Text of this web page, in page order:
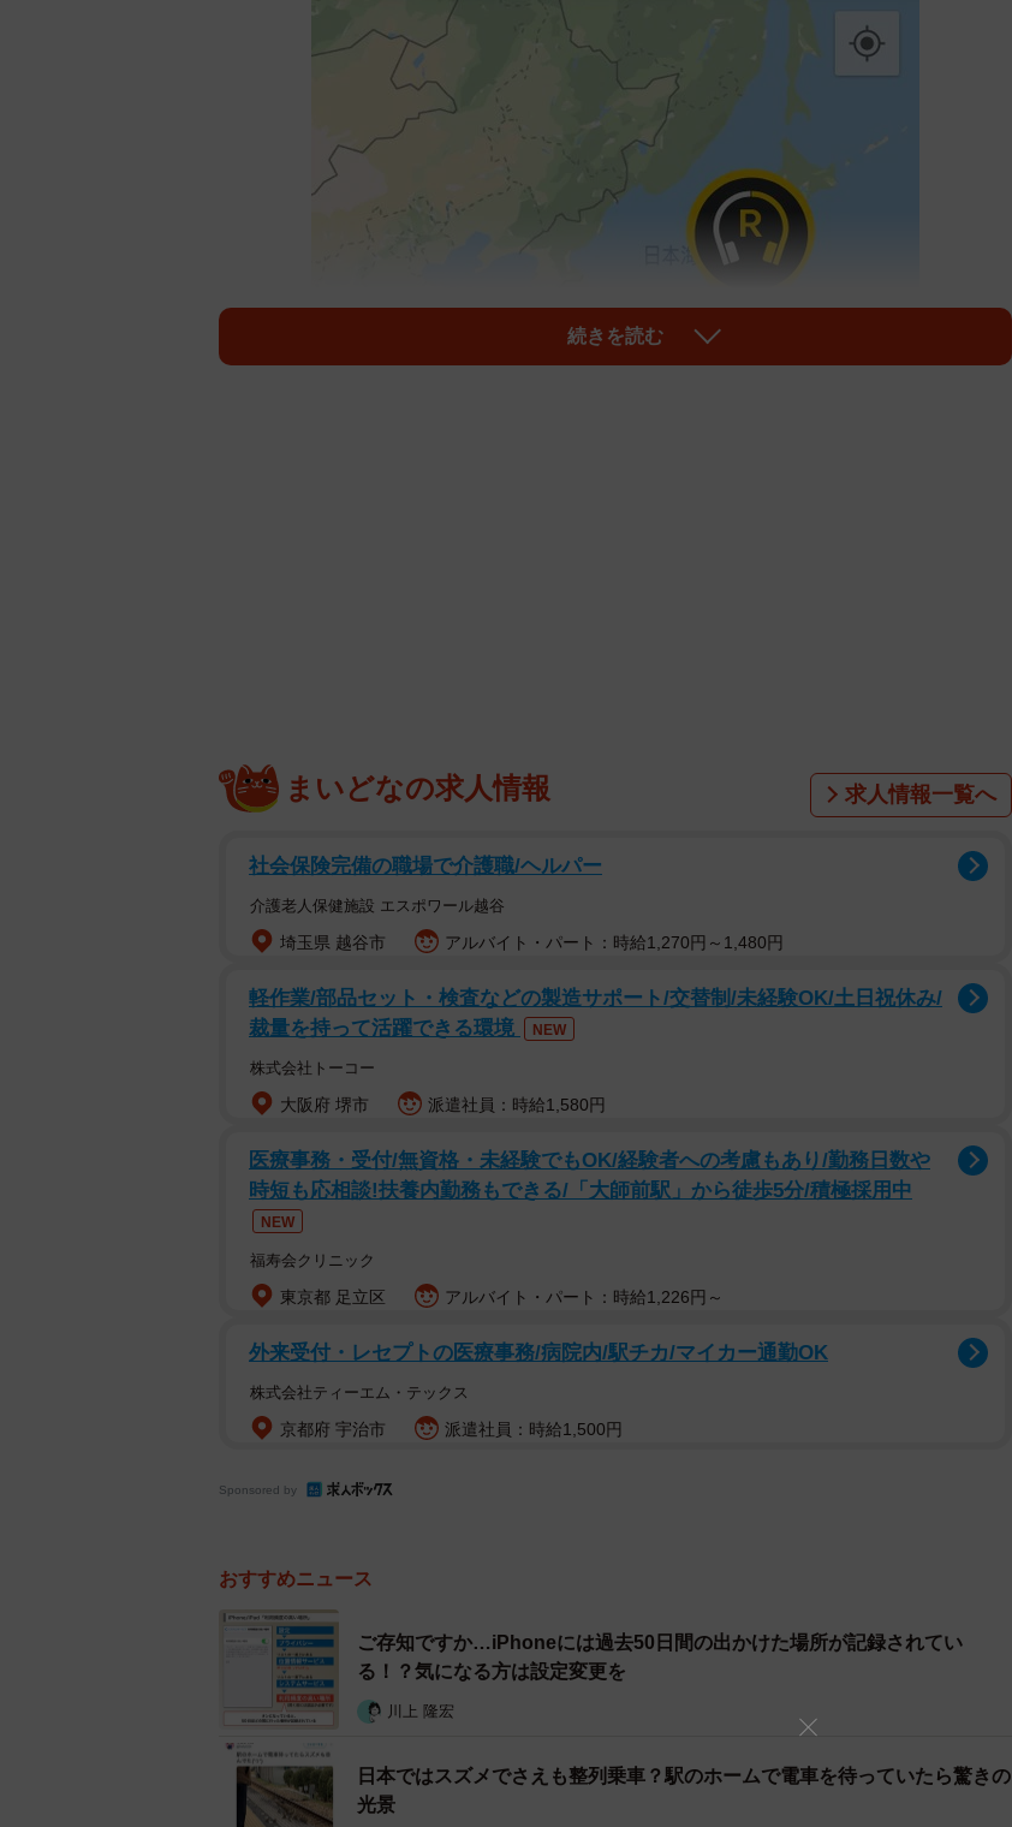
ロほど。「とてつもなく顔が大きな人が使っているのか？」「耳にかけるどころか世界を股
にかけるイヤホン」「音楽に国境はないというのはこういうことだったのか」など、驚きの
2/4
このワイヤレスイヤホンの片割れは、なんと台湾・台北にあります／しめじ11168（@simezi11168）さん提供
投稿したのは東京都の高校生・しめじ11168（@simezi11168）さんです。「さよなら俺の
左耳イヤホン今までありがとう」とのコメントとともに、位置情報が写った画像を10月10日
に投稿しました。東シナ海をはさんで左右のイヤホンが対峙するという、いまだかつてない
ね」が付いています。
たのだそうです。投稿を見た人たちからは、イヤホンの所在をおもしろおかしくつっこむだ
けでなく、「探す手伝いをしたい」といった連絡も。
「台湾在住の日本人です。ホテルに落とされたようであれば、ホテル名を教えて頂ければ落
とし物を拾っているか連絡して確認いたします」「（台湾にいる人から）私、来週日本出張
するので探せたら持っていきますよ！」などなど…。そんなやり取りに「奇跡の返還を経て
映画化」を予想する人までいました。
続きを読む
まいどなの求人情報 求人情報一覧へ
社会保険完備の職場で介護職/ヘルパー
介護老人保健施設 エスポワール越谷
埼玉県 越谷市 アルバイト・パート：時給1,270円～1,480円
軽作業/部品セット・検査などの製造サポート/交替制/未経験OK/土日祝休み/
裁量を持って活躍できる環境
NEW
株式会社トーコー
大阪府 堺市 派遣社員：時給1,580円
医療事務・受付/無資格・未経験でもOK/経験者への考慮もあり/勤務日数や
時短も応相談!扶養内勤務もできる/「大師前駅」から徒歩5分/積極採用中
NEW
福寿会クリニック
東京都 足立区 アルバイト・パート：時給1,226円～
外来受付・レセプトの医療事務/病院内/駅チカ/マイカー通勤OK
株式会社ティーエム・テックス
京都府 宇治市 派遣社員：時給1,500円
Sponsored by
おすすめニュース
ご存知ですか…iPhoneには過去50日間の出かけた場所が記録されてい
る！？気になる方は設定変更を
川上 隆宏
日本ではスズメでさえも整列乗車？駅のホームで電車を待っていたら驚きの
光景